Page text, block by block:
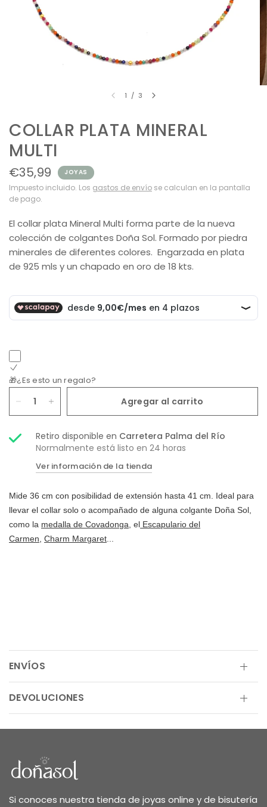
1 / 3
COLLAR PLATA MINERAL
MULTI
€35,99 JOYAS
Impuesto incluido. Los gastos de envío se calculan en la pantalla
de pago.
El collar plata Mineral Multi forma parte de la nueva
colección de colgantes Doña Sol. Formado por piedra
minerales de diferentes colores. Engarzada enplata
de 925mlsy unchapado en oro de 18 kts.
🎁¿Es esto un regalo?
Agregar al carrito
Retiro disponible en Carretera Palma del Río
Normalmente está listo en 24 horas
Ver información de la tienda
Mide 36 cm con posibilidad de extensión hasta 41 cm. Ideal para
llevar el collar solo o acompañado de alguna colgante Doña Sol,
como la medalla de Covadonga , el Escapulario del
Carmen ,Charm Margaret
ENVÍOS
DEVOLUCIONES
Si conoces nuestra tienda de joyas online y de bisutería